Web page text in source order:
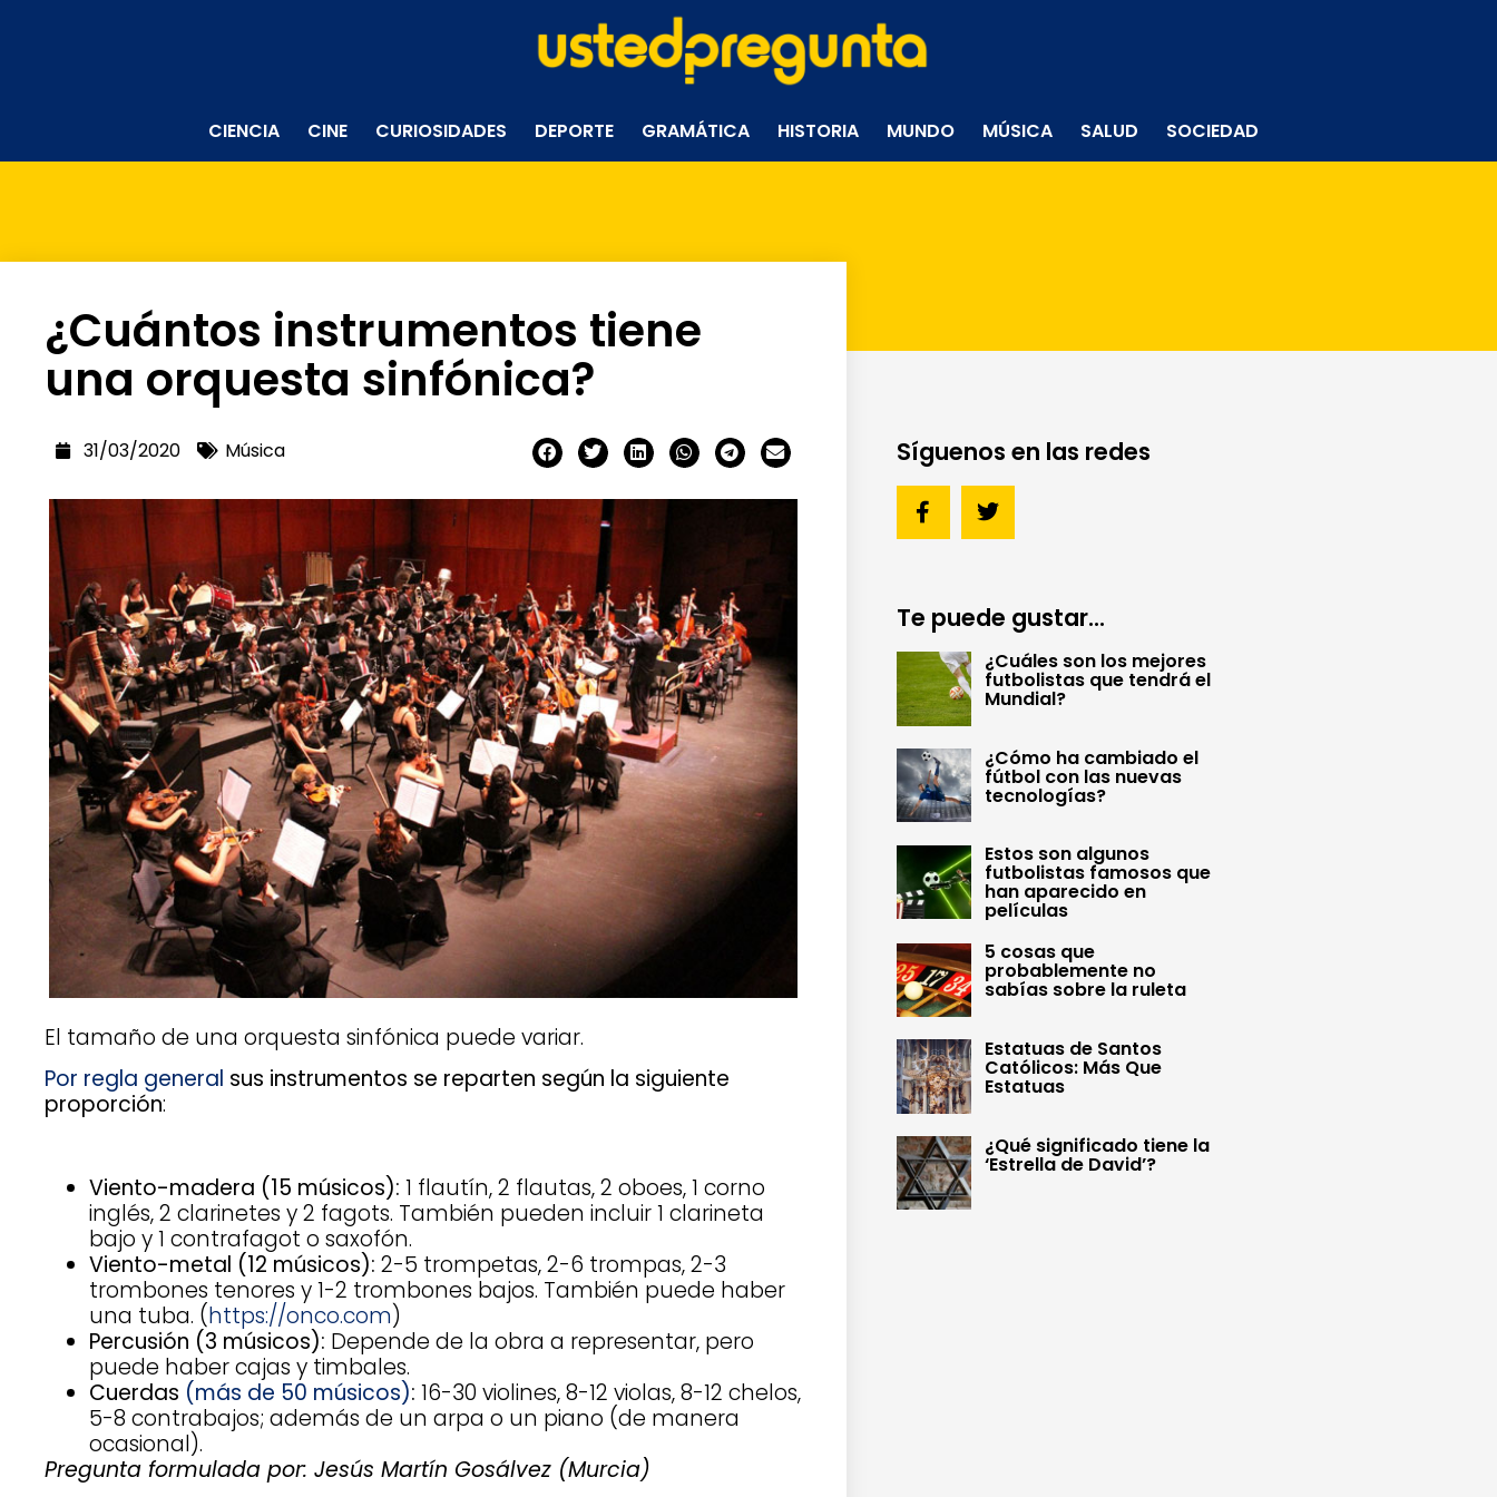
CIENCIA CINE CURIOSIDADES DEPORTE GRAMÁTICA HISTORIA MUNDO MÚSICA SALUD SOCIEDAD
¿Cuántos instrumentos tiene
una orquesta sinfónica?
31/03/2020 Música
El tamaño de una orquesta sinfónica puede variar.
Por regla general sus instrumentos se reparten según la siguiente
proporción:
Viento-madera (15 músicos): 1 flautín, 2 flautas, 2 oboes, 1 corno
inglés, 2 clarinetes y 2 fagots. También pueden incluir 1 clarineta
bajo y 1 contrafagot o saxofón.
Viento-metal (12 músicos): 2-5 trompetas, 2-6 trompas, 2-3
trombones tenores y 1-2 trombones bajos. También puede haber
una tuba. (https://onco.com)
Percusión (3 músicos): Depende de la obra a representar, pero
puede haber cajas y timbales.
Cuerdas (más de 50 músicos): 16-30 violines, 8-12 violas, 8-12 chelos,
5-8 contrabajos; además de un arpa o un piano (de manera
ocasional).
Pregunta formulada por: Jesús Martín Gosálvez (Murcia)
Síguenos en las redes
Te puede gustar...
¿Cuáles son los mejores
futbolistas que tendrá el
Mundial?
¿Cómo ha cambiado el
fútbol con las nuevas
tecnologías?
Estos son algunos
futbolistas famosos que
han aparecido en
películas
5 cosas que
probablemente no
sabías sobre la ruleta
Estatuas de Santos
Católicos: Más Que
Estatuas
¿Qué significado tiene la
‘Estrella de David’?